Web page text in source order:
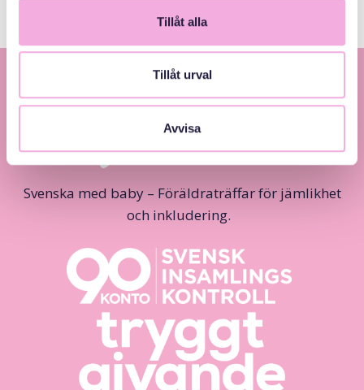
Tillåt alla
Tillåt urval
Avvisa
Svenska med baby – Föräldraträffar för jämlikhet
och inkludering.